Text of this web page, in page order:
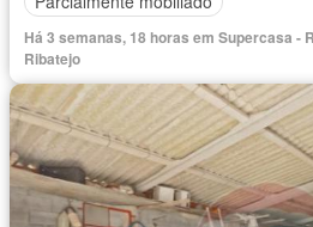
Há 3 semanas, 18 horas em Supercasa -
Ribatejo